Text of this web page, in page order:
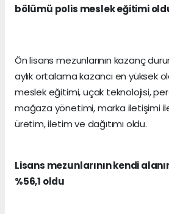
bölümü polis meslek eğitimi
Ön lisans mezunlarının kazanç
aylık ortalama kazancı en yüksek
meslek eğitimi, uçak teknolojisi,
mağaza yönetimi, marka iletişimi
üretim, iletim ve dağıtımı oldu.
Lisans mezunlarının kendi
%56,1 oldu